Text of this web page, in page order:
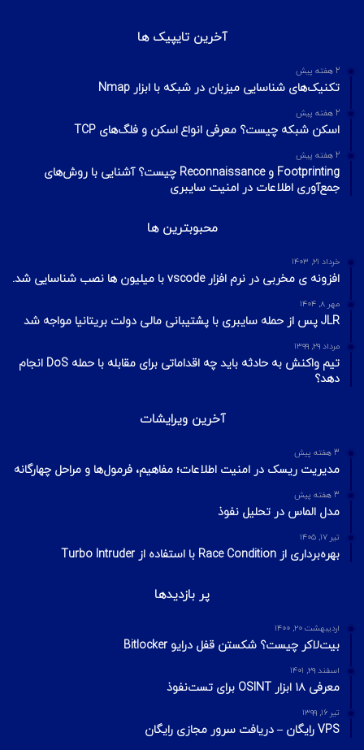
آخرین تایپیک ها
2 هفته پیش
تکنیک‌های شناسایی میزبان در شبکه با ابزار Nmap
2 هفته پیش
اسکن شبکه چیست؟ معرفی انواع اسکن و فلگ‌های TCP
2 هفته پیش
Footprinting و Reconnaissance چیست؟ آشنایی با روش‌های
جمع‌آوری اطلاعات در امنیت سایبری
محبوبترین ها
خرداد ۲۱, ۱۴۰۳
افزونه ی مخربی در نرم افزار vscode با میلیون ها نصب شناسایی شد.
مهر ۸, ۱۴۰۴
JLR پس از حمله سایبری با پشتیبانی مالی دولت بریتانیا مواجه شد
مرداد ۲۹, ۱۳۹۹
تیم واکنش به حادثه باید چه اقداماتی برای مقابله با حمله DoS انجام
دهد؟
آخرین ویرایشات
3 هفته پیش
مدیریت ریسک در امنیت اطلاعات؛ مفاهیم، فرمول‌ها و مراحل چهارگانه
3 هفته پیش
مدل الماس در تحلیل نفوذ
تیر ۱۷, ۱۴۰۵
بهره‌برداری از Race Condition با استفاده از Turbo Intruder
پر بازدیدها
اردیبهشت ۲۰, ۱۴۰۰
بیت‌لاکر چیست؟ شکستن قفل درایو Bitlocker
اسفند ۲۹, ۱۴۰۱
معرفی ۱۸ ابزار OSINT برای تست‌نفوذ
تیر ۱۶, ۱۳۹۹
VPS رایگان – دریافت سرور مجازی رایگان